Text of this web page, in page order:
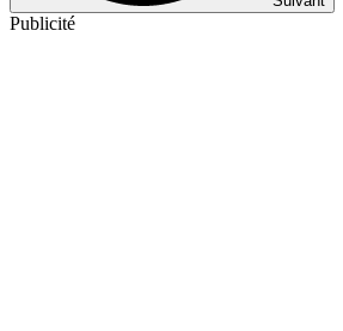
Publicité